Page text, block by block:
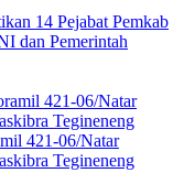
14 Pejabat Pemkab
dan Pemerintah
421-06/Natar
Tegineneng